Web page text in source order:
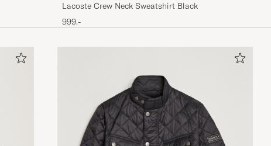
Lacoste Crew Neck Sweatshirt Black
999,-